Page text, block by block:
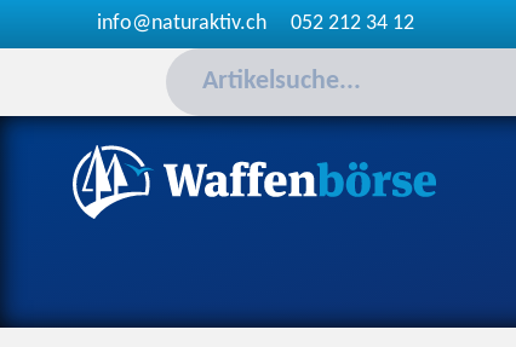
info@naturaktiv.ch 052 212 34 12